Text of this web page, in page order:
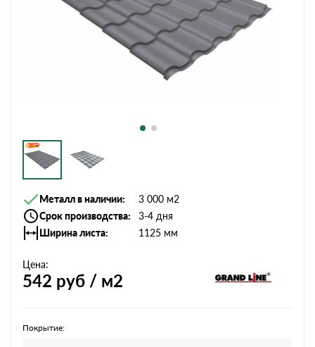
Металл в наличии
3 000 м2
Срок производства
3-4 дня
Ширина листа
1125 мм
Цена:
542 руб / м2
Покрытие: